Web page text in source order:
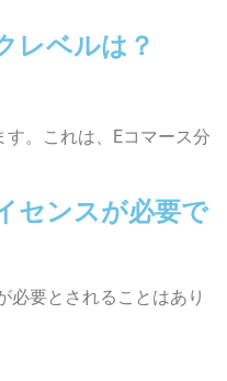
レベルは？
。これは、Eコマース分
センスが必要で
必要とされることはあり